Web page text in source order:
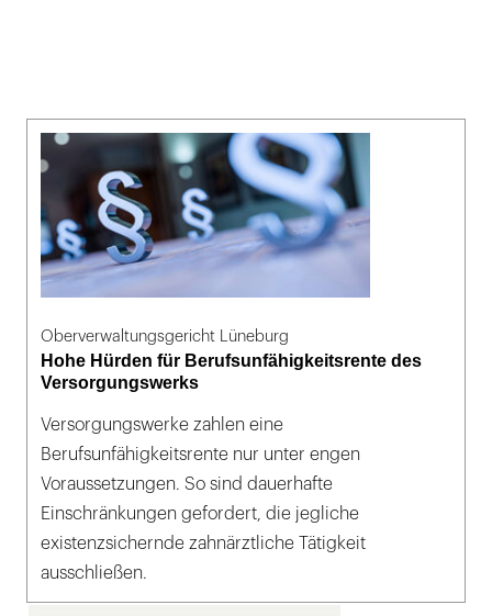
Oberverwaltungsgericht Lüneburg
Hohe Hürden für Berufsunfähigkeitsrente des
Versorgungswerks
Versorgungswerke zahlen eine
Berufsunfähigkeitsrente nur unter engen
Voraussetzungen. So sind dauerhafte
Einschränkungen gefordert, die jegliche
existenzsichernde zahnärztliche Tätigkeit
ausschließen.